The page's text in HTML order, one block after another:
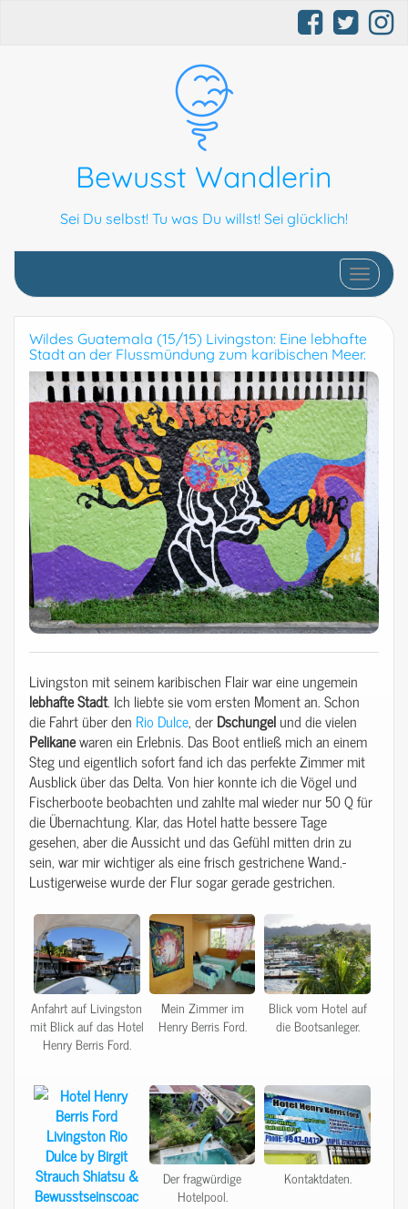
Bewusst Wandlerin
Sei Du selbst! Tu was Du willst! Sei glücklich!
Schalte
Wildes Guatemala (15/15) Livingston: Eine lebhafte
Stadt an der Flussmündung zum karibischen Meer.
Livingston mit seinem karibischen Flair war eine ungemein
lebhafteStadt. Ich liebte sie vom ersten Moment an. Schon
die Fahrt über den Rio Dulce, derDschungelund die vielen
Pelikanewaren ein Erlebnis. Das Boot entließ mich an einem
Steg und eigentlich sofort fand ich das perfekte Zimmer mit
Ausblick über das Delta. Von hier konnte ich die Vögel und
Fischerboote beobachten und zahlte mal wieder nur 50 Q für
die Übernachtung. Klar, das Hotel hatte bessere Tage
gesehen, aber die Aussicht und das Gefühl mitten drin zu
sein, war mir wichtiger als eine frisch gestrichene Wand.-
Lustigerweise wurde der Flur sogar gerade gestrichen.
Anfahrt auf Livingston
mit Blick auf das Hotel
Henry Berris Ford.
Mein Zimmer im
Henry Berris Ford.
Blick vom Hotel auf
die Bootsanleger.
Der fragwürdige
Hotelpool.
Kontaktdaten.